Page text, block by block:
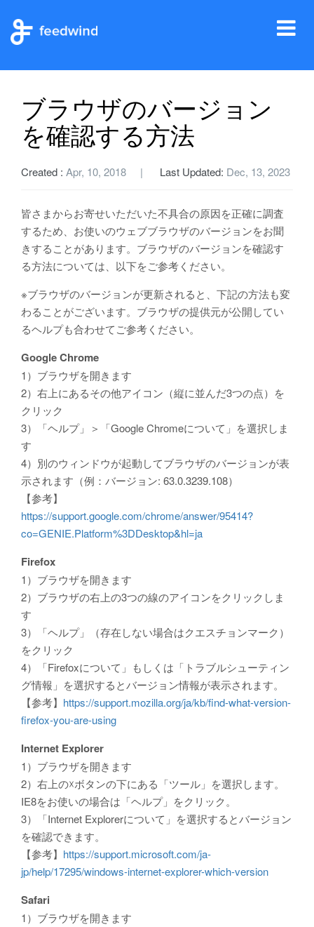
ホーム
ブラウザのバージョンを確認する方法
ブラウザのバージョン
を確認する方法
Created : Apr, 10, 2018 Last Updated: Dec, 13, 2023
皆さまからお寄せいただいた不具合の原因を正確に調査
するため、お使いのウェブブラウザのバージョンをお聞
きすることがあります。ブラウザのバージョンを確認す
る方法については、以下をご参考ください。
※ブラウザのバージョンが更新されると、下記の方法も変
わることがございます。ブラウザの提供元が公開してい
るヘルプも合わせてご参考ください。
Google Chrome
1）ブラウザを開きます
2）右上にあるその他アイコン（縦に並んだ3つの点）を
クリック
3）「ヘルプ」＞「Google Chromeについて」を選択しま
す
4）別のウィンドウが起動してブラウザのバージョンが表
示されます（例：バージョン: 63.0.3239.108）
【参考】
https://support.google.com/chrome/answer/95414?
co=GENIE.Platform%3DDesktop&hl=ja
Firefox
1）ブラウザを開きます
2）ブラウザの右上の3つの線のアイコンをクリックしま
す
3）「ヘルプ」（存在しない場合はクエスチョンマーク）
をクリック
4）「Firefoxについて」もしくは「トラブルシューティン
グ情報」を選択するとバージョン情報が表示されます。
【参考】 https://support.mozilla.org/ja/kb/find-what-version-
firefox-you-are-using
Internet Explorer
1）ブラウザを開きます
2）右上の☓ボタンの下にある「ツール」を選択します。
IE8をお使いの場合は「ヘルプ」をクリック。
3）「Internet Explorerについて」を選択するとバージョン
を確認できます。
【参考】 https://support.microsoft.com/ja-
jp/help/17295/windows-internet-explorer-which-version
Safari
1）ブラウザを開きます